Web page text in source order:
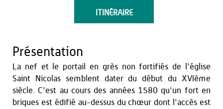
ITINÉRAIRE
Présentation
La nef et le portail en grès non fortifiés de l'église
Saint Nicolas semblent dater du début du XVIème
siècle. C'est au cours des années 1580 qu'un fort en
briques est édifié au-dessus du chœur dont l'accès est